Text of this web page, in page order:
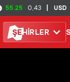
55.25 0,43 USD
ŞEHİRLER